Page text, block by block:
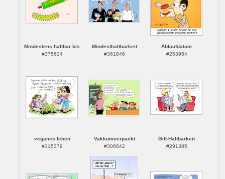
Mindestens haltbar bis
#375624
Mindesthaltbarkeit
#361846
Ablaufdatum
#253954
veganes leben
#315379
Vakkumverpackt
#306642
Gift-Haltbarkeit
#291385